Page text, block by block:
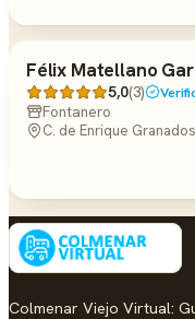
Félix Matellano
5,0(3)
Fontanero
C. de Enrique
Colmenar Viejo Virtual: